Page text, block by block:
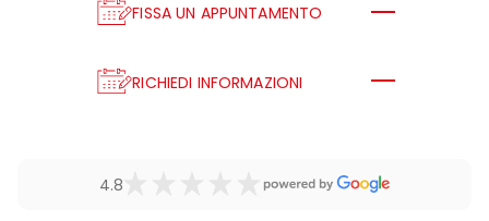
FISSA UN APPUNTAMENTO
RICHIEDI INFORMAZIONI
4.8